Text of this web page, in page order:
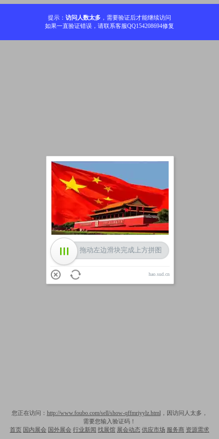
提示： 访问人数太多 ，需要验证后才能继续访问
如果一直验证错误，请联系客服QQ154208694修复
您正在访问： http://www.foubo.com/sell/show-qffmriyylz.html，因访问人太多，
需要您输入验证码！
首页 国内展会 国外展会 行业新闻 找展馆 展会动态 供应市场 服务商 资源需求
加载中
拖动左边滑块完成上方拼图
hao.sud.cn